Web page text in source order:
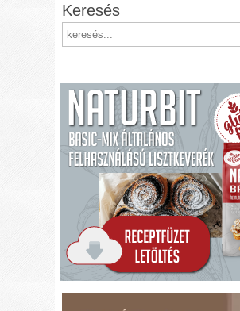
Keresés